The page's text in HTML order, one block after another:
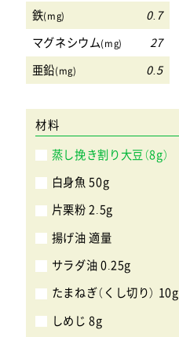
鉄(mg) 0.7
マグネシウム(mg) 27
亜鉛(mg) 0.5
材料
蒸し挽き割り大豆（8g）
白身魚 50g
片栗粉 2.5g
揚げ油 適量
サラダ油 0.25g
たまねぎ（くし切り） 10g
しめじ 8g